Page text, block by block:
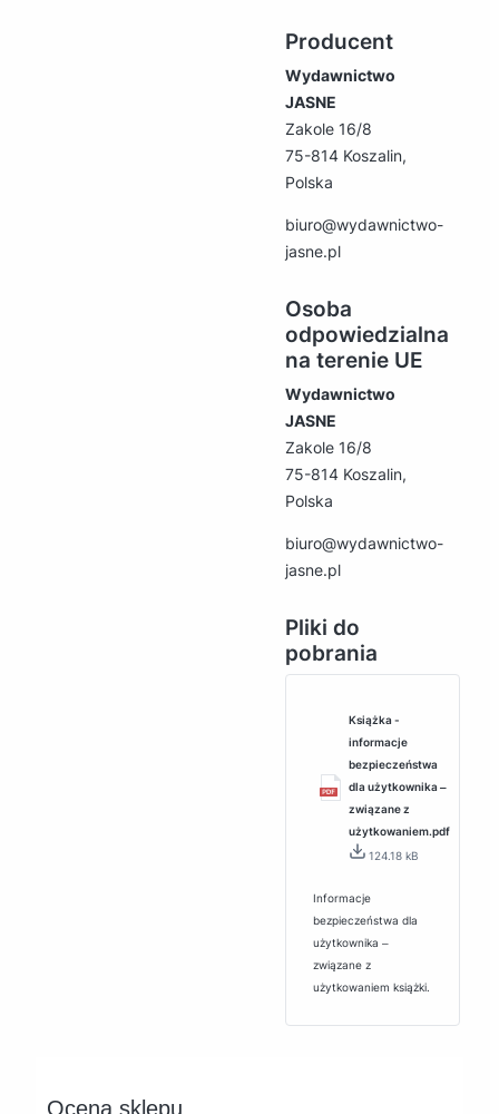
Producent
Wydawnictwo
JASNE
Zakole 16/8
75-814 Koszalin,
Polska
biuro@wydawnictwo-
jasne.pl
Osoba
odpowiedzialna
na terenie UE
Wydawnictwo
JASNE
Zakole 16/8
75-814 Koszalin,
Polska
biuro@wydawnictwo-
jasne.pl
Pliki do
pobrania
Książka -
informacje
bezpieczeństwa
dla użytkownika ‒
związane z
użytkowaniem.pdf
124.18 kB
Informacje
bezpieczeństwa dla
użytkownika ‒
związane z
użytkowaniem książki.
Ocena sklepu